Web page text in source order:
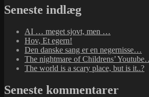
Seneste indlæg
AI … meget sjovt, men …
Hov, Et egern!
Den danske sang er en negernisse…
The nightmare of Childrens’
The world is a scary place, but is it..?
Seneste kommentarer